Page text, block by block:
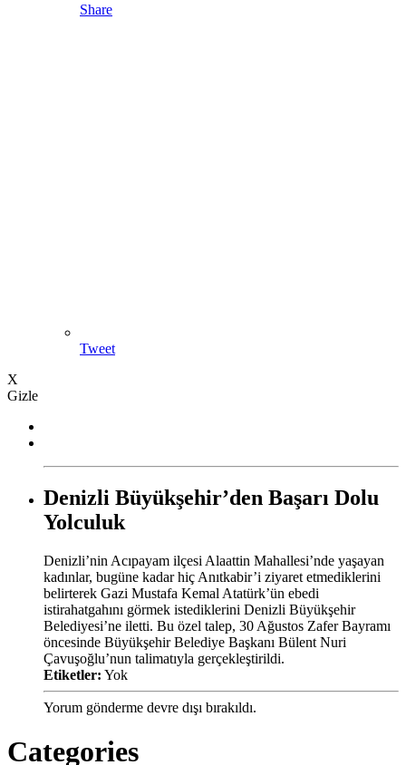
Share
Tweet
X
Gizle
Denizli Büyükşehir’den Başarı Dolu
Yolculuk
Denizli’nin Acıpayam ilçesi Alaattin Mahallesi’nde yaşayan
kadınlar, bugüne kadar hiç Anıtkabir’i ziyaret etmediklerini
belirterek Gazi Mustafa Kemal Atatürk’ün ebedi
istirahatgahını görmek istediklerini Denizli Büyükşehir
Belediyesi’ne iletti. Bu özel talep, 30 Ağustos Zafer Bayramı
öncesinde Büyükşehir Belediye Başkanı Bülent Nuri
Çavuşoğlu’nun talimatıyla gerçekleştirildi.
Etiketler: Yok
Yorum gönderme devre dışı bırakıldı.
Categories